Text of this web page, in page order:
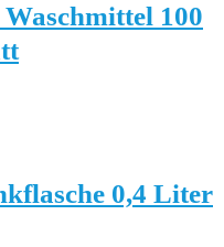
100
0,4 Liter